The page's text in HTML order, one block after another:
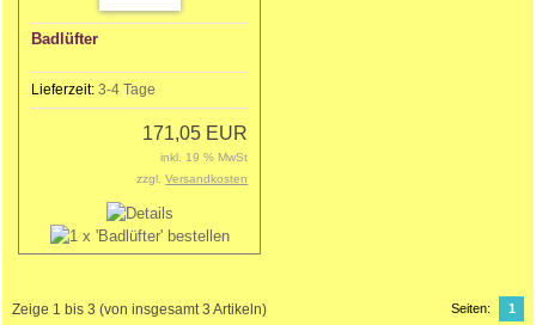
Badlüfter
Lieferzeit: 3-4 Tage
171,05 EUR
inkl. 19 % MwSt
zzgl.Versandkosten
Zeige 1 bis 3 (von insgesamt3 Artikeln) Seiten: 1